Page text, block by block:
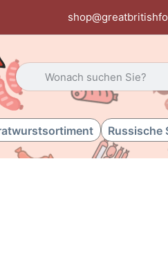
Geben Sie einen Suchbegriff
Russische